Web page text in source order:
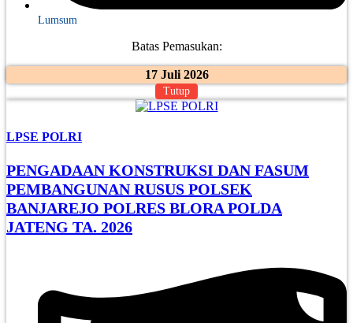
Lumsum
Batas Pemasukan:
17 Juli 2026
Tutup
LPSE POLRI
PENGADAAN KONSTRUKSI DAN FASUM
PEMBANGUNAN RUSUS POLSEK
BANJAREJO POLRES BLORA POLDA
JATENG TA. 2026